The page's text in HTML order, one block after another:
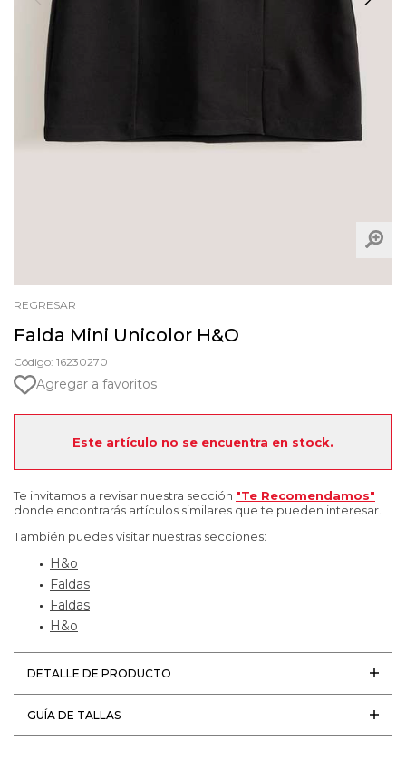
REGRESAR
Falda Mini Unicolor H&O
Código: 16230270
Agregar a favoritos
Este artículo no se encuentra en stock.
Te invitamos a revisar nuestra sección "Te Recomendamos"
donde encontrarás artículos similares que te pueden interesar.
También puedes visitar nuestras secciones:
H&o
Faldas
Faldas
H&o
DETALLE DE PRODUCTO
GUÍA DE TALLAS